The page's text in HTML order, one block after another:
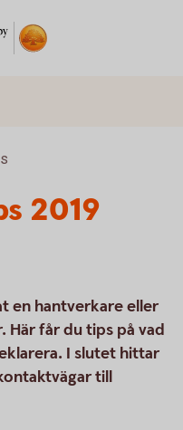
2019
en hantverkare eller
får du tips på vad
I slutet hittar
till